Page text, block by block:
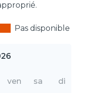
Pas disponible
ven sa di